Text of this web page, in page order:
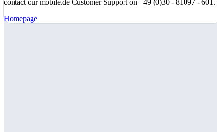
contact our mobile.de Customer Support on +49 (0)30 - 81097 - 601.
Homepage